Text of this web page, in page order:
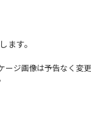
ます。
ジ画像は予告なく変